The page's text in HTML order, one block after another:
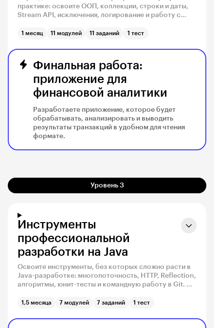
практике: освоите ООП, коллекции, строки и даты,
Stream API, исключения, логирование и работу с
структурированный код, использовать Maven,
приложений, как это делают в реальных компаниях.
1 месяц 11 модулей 11 заданий 1 тест
Финальная работа:
приложение для
финансовой аналитики
Разработаете приложение, которое будет
обрабатывать, анализировать и выводить
результаты транзакций в удобном для чтения
формате.
Уровень 3
Инструменты
профессиональной
разработки на Java
Освоите инструменты, без которых сложно расти в
Java-разработке: многопоточность, HTTP, Reflection,
алгоритмы, юнит-тесты и командную работу в Git. На
работать с сетью, настраивать совместную
1,5 месяца 7 модулей 7 заданий 1 тест